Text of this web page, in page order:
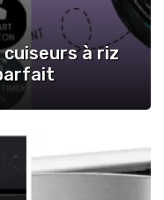
à riz